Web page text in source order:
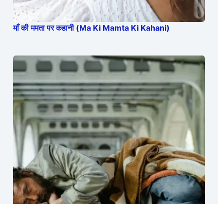
माँ की ममता पर कहानी (Ma Ki Mamta Ki Kahani)